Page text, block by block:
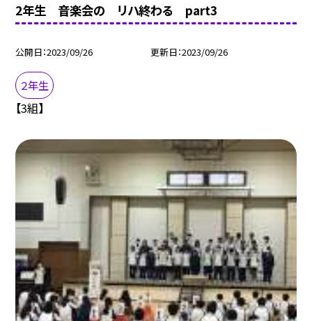
2年生 音楽会の リハ終わる part3
公開日 2023/09/26 更新日 2023/09/26
２年生
【3組】